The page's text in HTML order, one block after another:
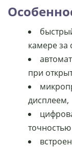
каме­ре за
при
дисплеем,